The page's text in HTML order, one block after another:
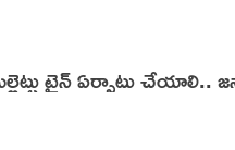
ట్రైన్ ఏర్పాటు చేయాలి..